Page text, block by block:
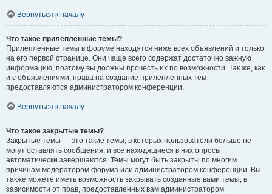
Вернуться к началу
Что такое прилепленные темы?
Прилепленные темы в форуме находятся ниже всех объявлений и только
на его первой странице. Они чаще всего содержат достаточно важную
информацию, поэтому вы должны прочесть их по возможности. Так же, как
и с объявлениями, права на создание прилепленных тем
предоставляются администратором конференции.
Вернуться к началу
Что такое закрытые темы?
Закрытые темы — это такие темы, в которых пользователи больше не
могут оставлять сообщения, и все находящиеся в них опросы
автоматически завершаются. Темы могут быть закрыты по многим
причинам модератором форума или администратором конференции. Вы
также можете иметь возможность закрывать созданные вами темы, в
зависимости от прав, предоставленных вам администратором